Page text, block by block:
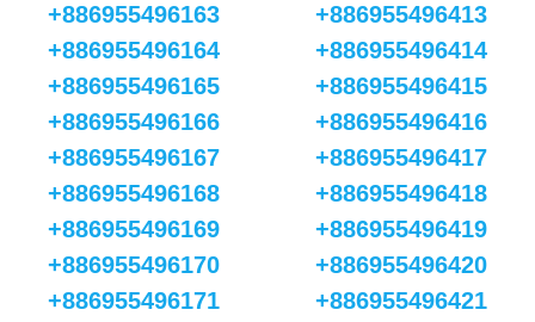
+886955496163
+886955496164
+886955496165
+886955496166
+886955496167
+886955496168
+886955496169
+886955496170
+886955496171
+886955496413
+886955496414
+886955496415
+886955496416
+886955496417
+886955496418
+886955496419
+886955496420
+886955496421